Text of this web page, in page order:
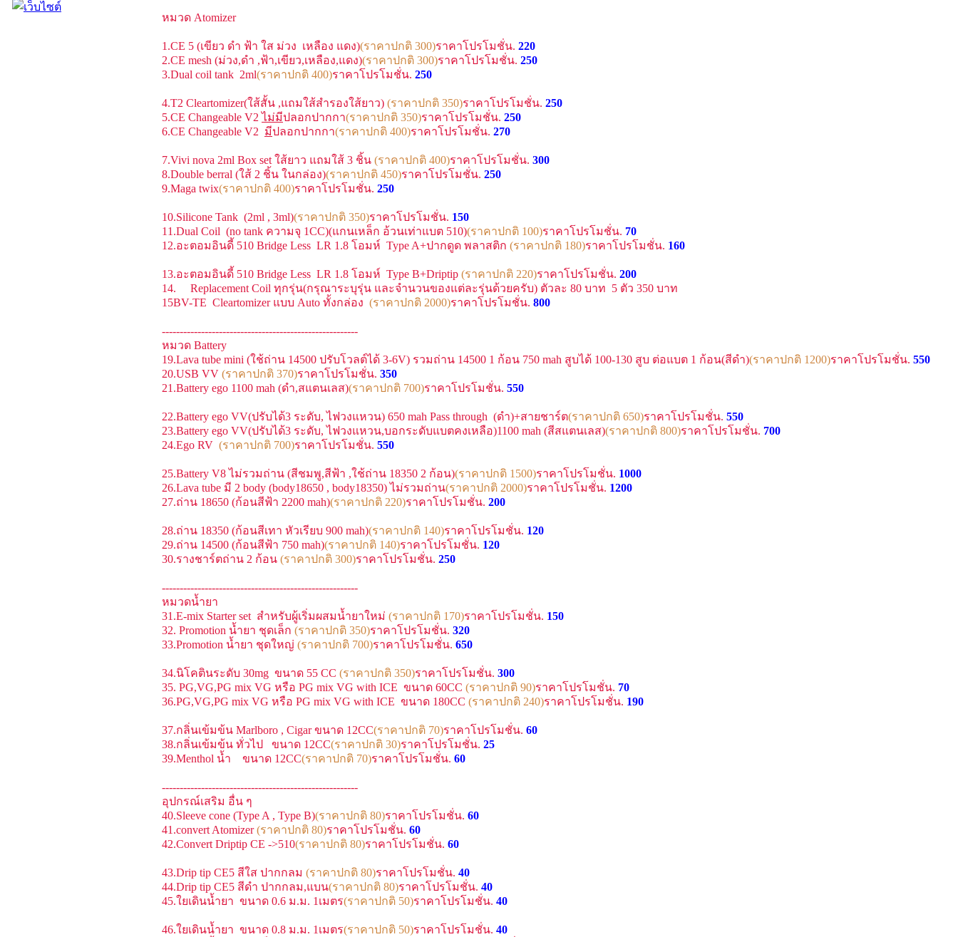
หมวด Atomizer
1.CE 5 (เขียว ดำ ฟ้า ใส ม่วง เหลือง แดง)(ราคาปกติ 300)ราคาโปรโมชั่น. 220
2.CE mesh (ม่วง,ดำ ,ฟ้า,เขียว,เหลือง,แดง)(ราคาปกติ 300)ราคาโปรโมชั่น. 250
3.Dual coil tank 2ml(ราคาปกติ 400)ราคาโปรโมชั่น. 250
4.T2 Cleartomizer(ใส้สั้น ,แถมใส้สำรองใส้ยาว) (ราคาปกติ 350)ราคาโปรโมชั่น. 250
5.CE Changeable V2ไม่มีปลอกปากกา(ราคาปกติ 350)ราคาโปรโมชั่น. 250
6.CE Changeable V2 มีปลอกปากกา(ราคาปกติ 400)ราคาโปรโมชั่น. 270
7.Vivi nova 2ml Box set ใส้ยาว แถมใส้ 3 ชิ้น (ราคาปกติ 400)ราคาโปรโมชั่น. 300
8.Double berral (ใส้ 2 ชิ้น ในกล่อง)(ราคาปกติ 450)ราคาโปรโมชั่น. 250
9.Maga twix(ราคาปกติ 400)ราคาโปรโมชั่น. 250
10.Silicone Tank (2ml , 3ml)(ราคาปกติ 350)ราคาโปรโมชั่น. 150
11.Dual Coil (no tank ความจุ 1CC)(แกนเหล็ก อ้วนเท่าแบต 510)(ราคาปกติ 100)ราคาโปรโมชั่น. 70
12.อะตอมอินดี้ 510 Bridge Less LR 1.8 โอมห์ Type A+ปากดูด พลาสติก (ราคาปกติ 180)ราคาโปรโมชั่น. 160
13.อะตอมอินดี้ 510 Bridge Less LR 1.8 โอมห์ Type B+Driptip (ราคาปกติ 220)ราคาโปรโมชั่น. 200
14. Replacement Coil ทุกรุ่น(กรุณาระบุรุ่น และจำนวนของแต่ละรุ่นด้วยครับ) ตัวละ 80 บาท 5 ตัว 350 บาท
15BV-TE Cleartomizer แบบ Auto ทั้งกล่อง (ราคาปกติ 2000)ราคาโปรโมชั่น. 800
-------------------------------------------------------
หมวด Battery
19.Lava tube mini (ใช้ถ่าน 14500 ปรับโวลต์ได้ 3-6V) รวมถ่าน 14500 1 ก้อน 750 mah สูบได้ 100-130 สูบ ต่อแบต 1 ก้อน(สีดำ)(ราคาปกติ 1200)ราคาโปรโมชั่น. 550
20.USB VV (ราคาปกติ 370)ราคาโปรโมชั่น. 350
21.Battery ego 1100 mah (ดำ,สแตนเลส)(ราคาปกติ 700)ราคาโปรโมชั่น. 550
22.Battery ego VV(ปรับได้3 ระดับ, ไฟวงแหวน) 650 mah Pass through (ดำ)+สายชาร์ต(ราคาปกติ 650)ราคาโปรโมชั่น. 550
23.Battery ego VV(ปรับได้3 ระดับ, ไฟวงแหวน,บอกระดับแบตคงเหลือ)1100 mah (สีสแตนเลส)(ราคาปกติ 800)ราคาโปรโมชั่น. 700
24.Ego RV (ราคาปกติ 700)ราคาโปรโมชั่น. 550
25.Battery V8 ไม่รวมถ่าน (สีชมพู,สีฟ้า ,ใช้ถ่าน 18350 2 ก้อน)(ราคาปกติ 1500)ราคาโปรโมชั่น. 1000
26.Lava tube มี 2 body (body18650 , body18350) ไม่รวมถ่าน(ราคาปกติ 2000)ราคาโปรโมชั่น. 1200
27.ถ่าน 18650 (ก้อนสีฟ้า 2200 mah)(ราคาปกติ 220)ราคาโปรโมชั่น. 200
28.ถ่าน 18350 (ก้อนสีเทา หัวเรียบ 900 mah)(ราคาปกติ 140)ราคาโปรโมชั่น. 120
29.ถ่าน 14500 (ก้อนสีฟ้า 750 mah)(ราคาปกติ 140)ราคาโปรโมชั่น. 120
30.รางชาร์ตถ่าน 2 ก้อน (ราคาปกติ 300)ราคาโปรโมชั่น. 250
-------------------------------------------------------
หมวดน้ำยา
31.E-mix Starter set สำหรับผู้เริ่มผสมน้ำยาใหม่ (ราคาปกติ 170)ราคาโปรโมชั่น. 150
32. Promotion น้ำยา ชุดเล็ก (ราคาปกติ 350)ราคาโปรโมชั่น. 320
33.Promotion น้ำยา ชุดใหญ่ (ราคาปกติ 700)ราคาโปรโมชั่น. 650
34.นิโคตินระดับ 30mg ขนาด 55 CC (ราคาปกติ 350)ราคาโปรโมชั่น. 300
35. PG,VG,PG mix VG หรือ PG mix VG with ICE ขนาด 60CC (ราคาปกติ 90)ราคาโปรโมชั่น. 70
36.PG,VG,PG mix VG หรือ PG mix VG with ICE ขนาด 180CC (ราคาปกติ 240)ราคาโปรโมชั่น. 190
37.กลิ่นเข้มข้น Marlboro , Cigar ขนาด 12CC(ราคาปกติ 70)ราคาโปรโมชั่น. 60
38.กลิ่นเข้มข้น ทั่วไป ขนาด 12CC(ราคาปกติ 30)ราคาโปรโมชั่น. 25
39.Menthol น้ำ ขนาด 12CC(ราคาปกติ 70)ราคาโปรโมชั่น. 60
-------------------------------------------------------
อุปกรณ์เสริม อื่น ๆ
40.Sleeve cone (Type A , Type B)(ราคาปกติ 80)ราคาโปรโมชั่น. 60
41.convert Atomizer(ราคาปกติ 80)ราคาโปรโมชั่น. 60
42.Convert Driptip CE ->510(ราคาปกติ 80)ราคาโปรโมชั่น. 60
43.Drip tip CE5 สีใส ปากกลม (ราคาปกติ 80)ราคาโปรโมชั่น. 40
44.Drip tip CE5 สีดำ ปากกลม,แบน(ราคาปกติ 80)ราคาโปรโมชั่น. 40
45.ใยเดินน้ำยา ขนาด 0.6 ม.ม. 1เมตร(ราคาปกติ 50)ราคาโปรโมชั่น. 40
46.ใยเดินน้ำยา ขนาด 0.8 ม.ม. 1เมตร(ราคาปกติ 50)ราคาโปรโมชั่น. 40